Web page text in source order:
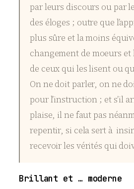
par leurs discours ou par
des éloges ; outre que
plus sûre et la moins
changement de moeurs
de ceux qui les lisent ou
On ne doit parler, on ne
pour l’instruction ; et s’il
plaise, il ne faut pas
repentir, si cela sert à
recevoir les vérités qui
Brillant et … moderne